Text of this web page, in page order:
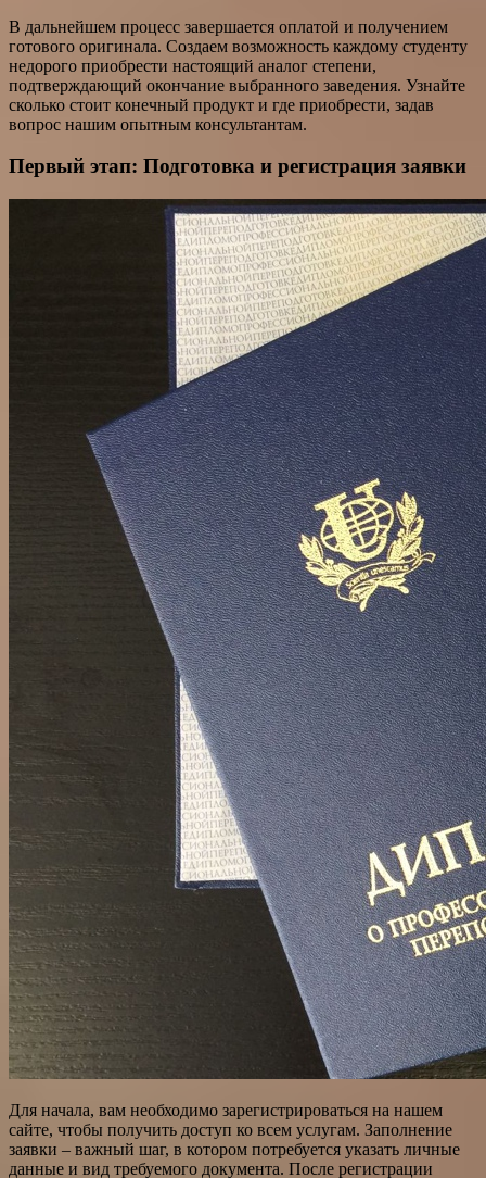
В дальнейшем процесс завершается оплатой и получением
готового оригинала. Создаем возможность каждому студенту
недорого приобрести настоящий аналог степени,
подтверждающий окончание выбранного заведения. Узнайте
сколько стоит конечный продукт и где приобрести, задав
вопрос нашим опытным консультантам.
Первый этап: Подготовка и регистрация заявки
Для начала, вам необходимо зарегистрироваться на нашем
сайте, чтобы получить доступ ко всем услугам. Заполнение
заявки – важный шаг, в котором потребуется указать личные
данные и вид требуемого документа. После регистрации